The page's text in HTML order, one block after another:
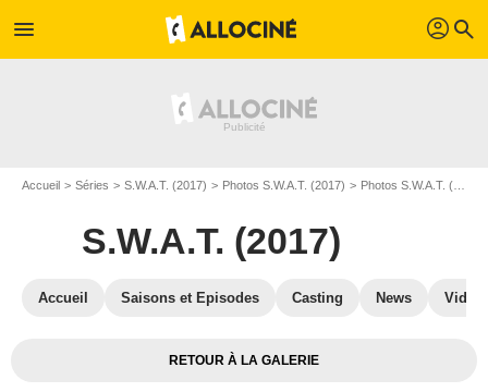
menu profil search
Accueil Séries S.W.A.T. (2017) Photos S.W.A.T. (2017) Photos S.W.A.T. (2017) S08
S.W.A.T. (2017)
Accueil Saisons et Episodes Casting News
RETOUR À LA GALERIE